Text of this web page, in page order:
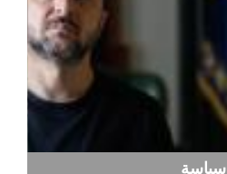
سياسة